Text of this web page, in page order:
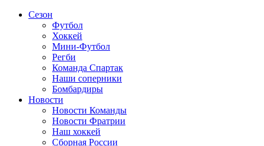
Сезон
Футбол
Хоккей
Мини-Футбол
Регби
Команда Спартак
Наши соперники
Бомбардиры
Новости
Новости Команды
Новости Фратрии
Наш хоккей
Сборная России